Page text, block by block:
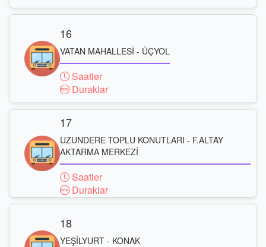
16
VATAN MAHALLESİ - ÜÇYOL
Saatler
Duraklar
17
UZUNDERE TOPLU KONUTLARI - F.ALTAY
AKTARMA MERKEZİ
Saatler
Duraklar
18
YEŞİLYURT - KONAK